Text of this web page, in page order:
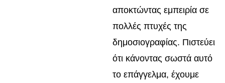
αποκτώντας εμπειρία σε
πολλές πτυχές της
δημοσιογραφίας. Πιστεύει
ότι κάνοντας σωστά αυτό
το επάγγελμα, έχουμε